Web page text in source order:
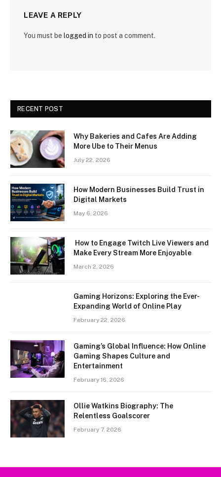
LEAVE A REPLY
You must be logged in to post a comment.
RECENT POST
Why Bakeries and Cafes Are Adding
More Ube to Their Menus
July 22, 2026
How Modern Businesses Build Trust in
Digital Markets
May 6, 2026
How to Engage Twitch Live Viewers and
Make Every Stream More Enjoyable
March 2, 2026
Gaming Horizons: Exploring the Ever-
Expanding World of Online Play
February 22, 2026
Gaming’s Global Influence: How Online
Gaming Shapes Culture and
Entertainment
February 16, 2026
Ollie Watkins Biography: The
Relentless Goalscorer
February 7, 2026